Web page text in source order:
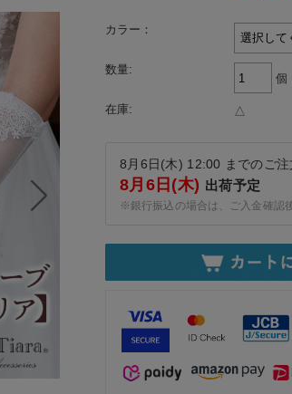
カラー：
数量:
個
在庫: △
8月6日(木) 12:00 までのご注
8月6日(木) 出荷予定
※銀行振込の場合は、ご入金確認